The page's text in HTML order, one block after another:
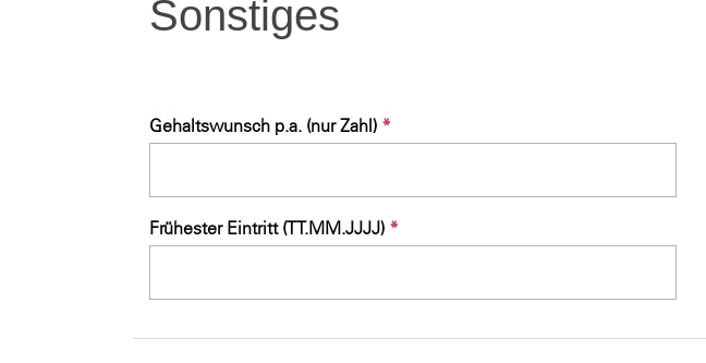
Sonstiges
Gehaltswunsch p.a. (nur Zahl) *
Frühester Eintritt (TT.MM.JJJJ) *